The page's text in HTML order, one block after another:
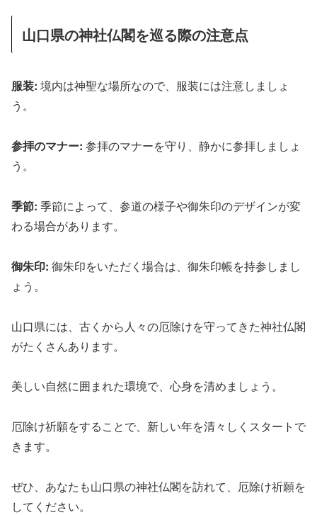
山口県の神社仏閣を巡る際の注意点
服装: 境内は神聖な場所なので、服装には注意しましょ
う。
参拝のマナー: 参拝のマナーを守り、静かに参拝しましょ
う。
季節: 季節によって、参道の様子や御朱印のデザインが変
わる場合があります。
御朱印: 御朱印をいただく場合は、御朱印帳を持参しまし
ょう。
山口県には、古くから人々の厄除けを守ってきた神社仏閣
がたくさんあります。
美しい自然に囲まれた環境で、心身を清めましょう。
厄除け祈願をすることで、新しい年を清々しくスタートで
きます。
ぜひ、あなたも山口県の神社仏閣を訪れて、厄除け祈願を
してください。